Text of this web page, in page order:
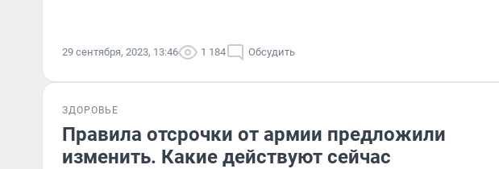
29 сентября, 2023, 13:46 1 184 Обсудить
ЗДОРОВЬЕ
Правила отсрочки от армии предложили
изменить. Какие действуют сейчас